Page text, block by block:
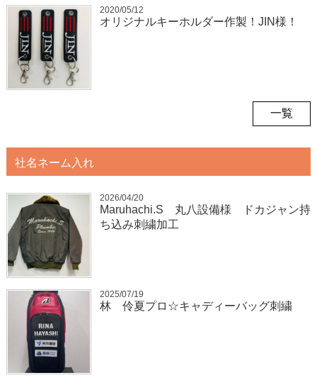
2020/05/12
オリジナルキーホルダー作製！JIN様！
一覧
社名ネーム入れ
2026/04/20
Maruhachi.S 丸八設備様 ドカジャン持
ち込み刺繍加工
2025/07/19
林 伶夏プロ☆キャディーバッグ刺繍